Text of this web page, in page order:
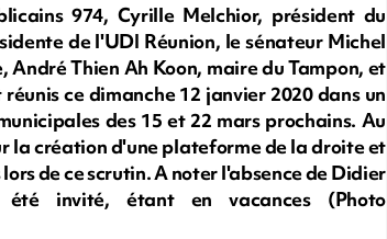
974, Cyrille Melchior, président du
de l'UDI Réunion, le sénateur Michel
Thien Ah Koon, maire du Tampon, et
ce dimanche 12 janvier 2020 dans un
des 15 et 22 mars prochains. Au
la création d'une plateforme de la droite et
de ce scrutin. A noter l'absence de Didier
invité, étant en vacances (Photo